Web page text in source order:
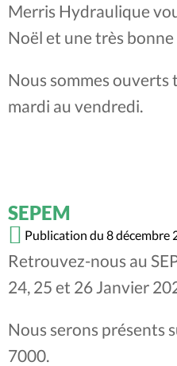
Merris Hydraulique
Noël et une très bonne
Nous sommes ouverts
mardi au vendredi.
SEPEM
Publication du 8 décembre
Retrouvez-nous au
24, 25 et 26 Janvier
Nous serons présents
7000.